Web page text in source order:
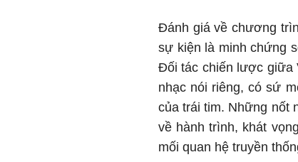
Đánh giá về chương
sự kiện là minh chứng
Đối tác chiến lược giữa
nhạc nói riêng, có sứ
của trái tim. Những nốt
về hành trình, khát
mối quan hệ truyền